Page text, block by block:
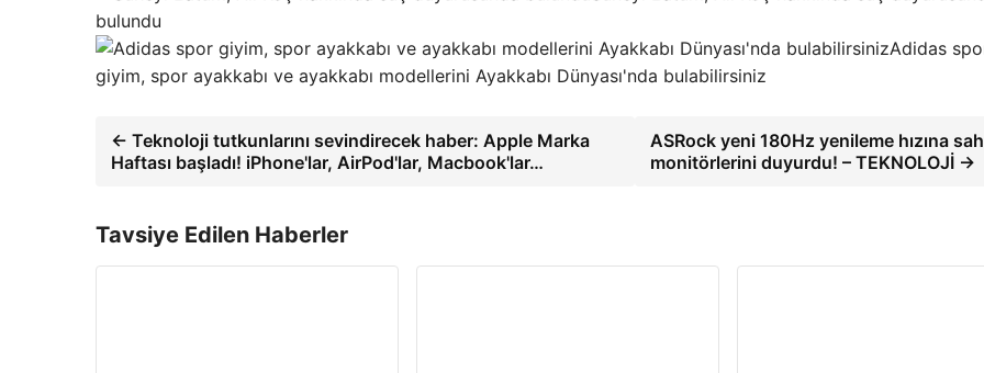
bulundu
Adidas
giyim, spor ayakkabı ve ayakkabı modellerini Ayakkabı Dünyası'nda bulabilirsiniz
← Teknoloji tutkunlarını sevindirecek haber: Apple Marka
Haftası başladı! iPhone'lar, AirPod'lar, Macbook'lar…
ASRock yeni 180Hz yenileme hızına
monitörlerini duyurdu! – TEKNOLOJİ →
Tavsiye Edilen Haberler